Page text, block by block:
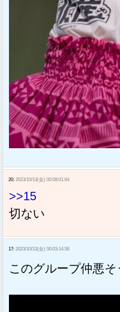
20: 2023/10/13(金) 00:08:01.64
>>15
切ない
17: 2023/10/13(金) 00:03:14.58
このグループ仲悪